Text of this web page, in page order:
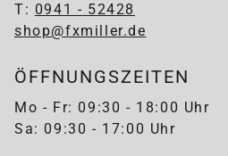
T: 0941 - 52428
shop@fxmiller.de
ÖFFNUNGSZEITEN
Mo - Fr: 09:30 - 18:00 Uhr
Sa: 09:30 - 17:00 Uhr